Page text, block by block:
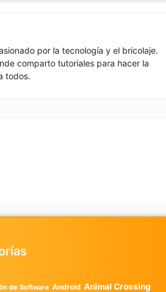
por la tecnología y el bricolaje.
comparto tutoriales para hacer la
todos.
de Software Android Animal Crossing